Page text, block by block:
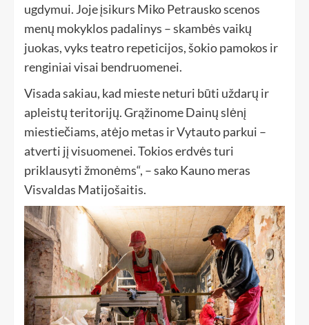
ugdymui. Joje įsikurs Miko Petrausko scenos
menų mokyklos padalinys – skambės vaikų
juokas, vyks teatro repeticijos, šokio pamokos ir
renginiai visai bendruomenei.
Visada sakiau, kad mieste neturi būti uždarų ir
apleistų teritorijų. Grąžinome Dainų slėnį
miestiečiams, atėjo metas ir Vytauto parkui –
atverti jį visuomenei. Tokios erdvės turi
priklausyti žmonėms“, – sako Kauno meras
Visvaldas Matijošaitis.